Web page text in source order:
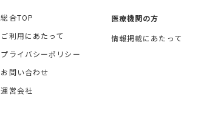
総合TOP
ご利用にあたって
プライバシーポリシー
お問い合わせ
運営会社
医療機関の方
情報掲載にあたって